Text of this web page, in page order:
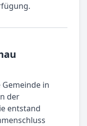
in
der
entstand